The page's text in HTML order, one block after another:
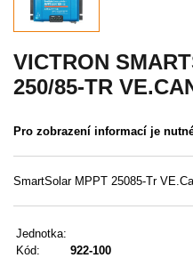
KONTAKTY
UŽIVATELSKÉ MENU
Menu
Přihlášení
Registrace
VICTRON
250/85-TR
Pro zobrazení informací je
SmartSolar MPPT 25085-Tr
Jednotka:
Kód:
922-100